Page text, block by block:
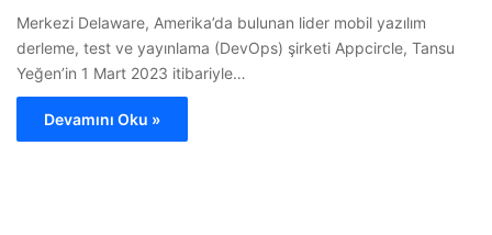
Merkezi Delaware, Amerika’da bulunan lider mobil yazılım
derleme, test ve yayınlama (DevOps) şirketi Appcircle, Tansu
Yeğen’in 1 Mart 2023 itibariyle…
Devamını Oku »